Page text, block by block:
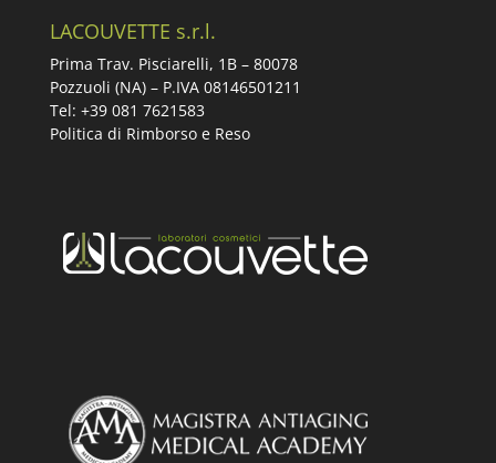
LACOUVETTE s.r.l.
Prima Trav. Pisciarelli, 1B – 80078
Pozzuoli (NA) – P.IVA 08146501211
Tel: +39 081 7621583
Politica di Rimborso e Reso